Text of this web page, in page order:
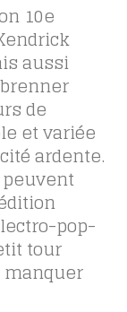
10e
aussi
de
et variée
ardente.
pop-
tour
manquer